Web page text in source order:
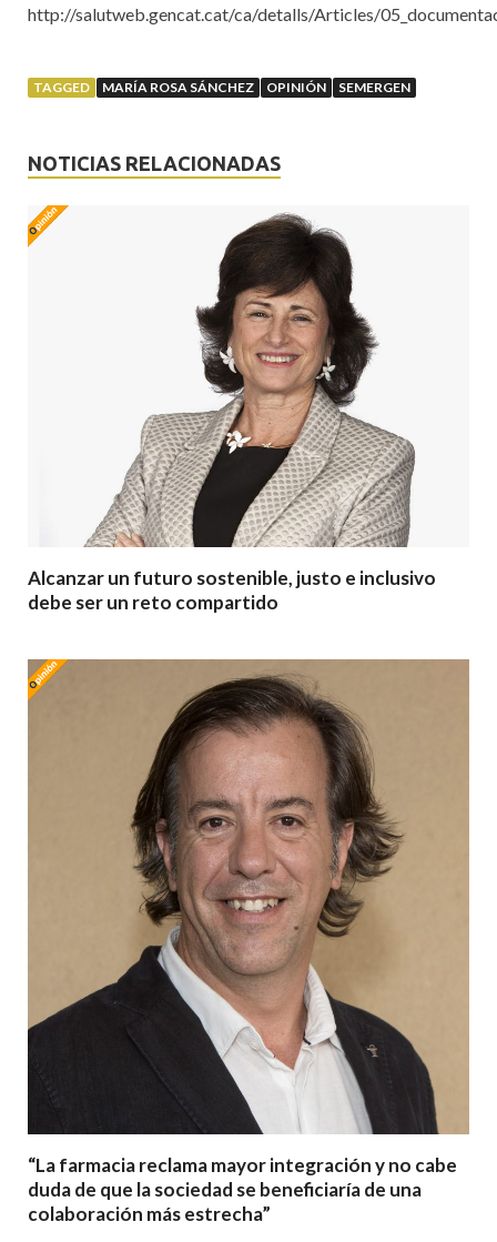
http://salutweb.gencat.cat/ca/detalls/Articles/
TAGGED MARÍA ROSA SÁNCHEZ OPINIÓN SEMERGEN
NOTICIAS RELACIONADAS
Alcanzar un futuro sostenible, justo e inclusivo
debe ser un reto compartido
“La farmacia reclama mayor integración y no cabe
duda de que la sociedad se beneficiaría de una
colaboración más estrecha”